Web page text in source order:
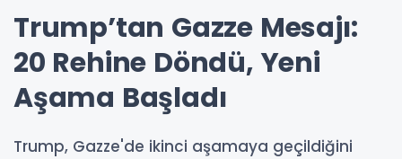
Trump’tan Gazze Mesajı:
20 Rehine Döndü, Yeni
Aşama Başladı
Trump, Gazze'de ikinci aşamaya geçildiğini